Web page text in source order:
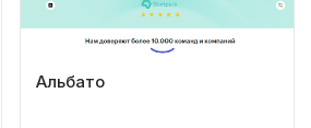
Альбато